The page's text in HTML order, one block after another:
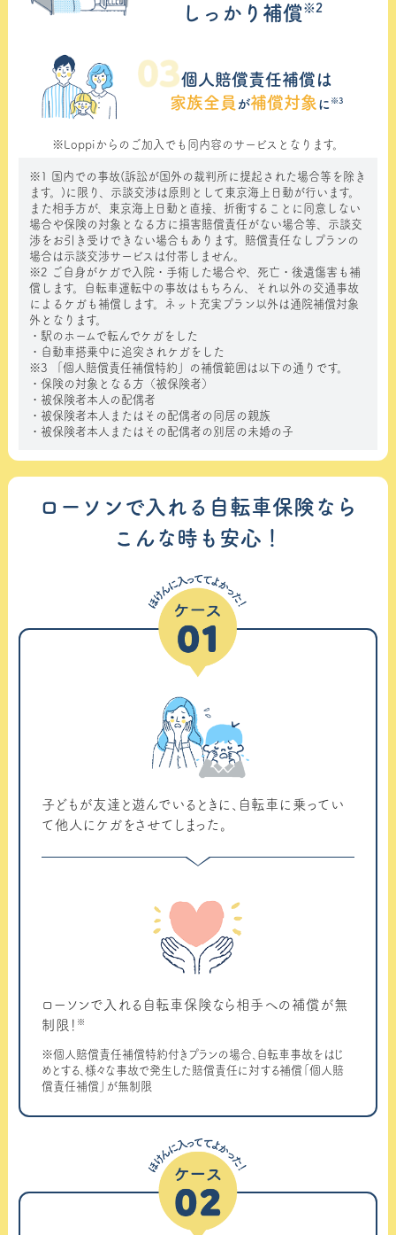
しっかり補償※2
個人賠償責任補償は
家族全員 が補償対象 に ※3
※Loppiからのご加入でも同内容のサービスとなります。
※1 国内での事故(訴訟が国外の裁判所に提起された場合等を除き
ます。)に限り、示談交渉は原則として東京海上日動が行います。
また相手方が、東京海上日動と直接、折衝することに同意しない
場合や保険の対象となる方に損害賠償責任がない場合等、示談交
渉をお引き受けできない場合もあります。賠償責任なしプランの
場合は示談交渉サービスは付帯しません。
※2 ご自身がケガで入院・手術した場合や、死亡・後遺傷害も補
償します。自転車運転中の事故はもちろん、それ以外の交通事故
によるケガも補償します。ネット充実プラン以外は通院補償対象
外となります。
・駅のホームで転んでケガをした
・自動車搭乗中に追突されケガをした
※3 「個人賠償責任補償特約」の補償範囲は以下の通りです。
・保険の対象となる方（被保険者）
・被保険者本人の配偶者
・被保険者本人またはその配偶者の同居の親族
・被保険者本人またはその配偶者の別居の未婚の子
ローソンで入れる自転車保険なら
こんな時も安心！
子どもが友達と遊んでいるときに、自転車に乗ってい
て他人にケガをさせてしまった。
ローソンで入れる自転車保険なら相手への補償が無
制限！ ※
※個人賠償責任補償特約付きプランの場合、自転車事故をはじ
めとする、様々な事故で発生した賠償責任に対する補償「個人賠
償責任補償」が無制限